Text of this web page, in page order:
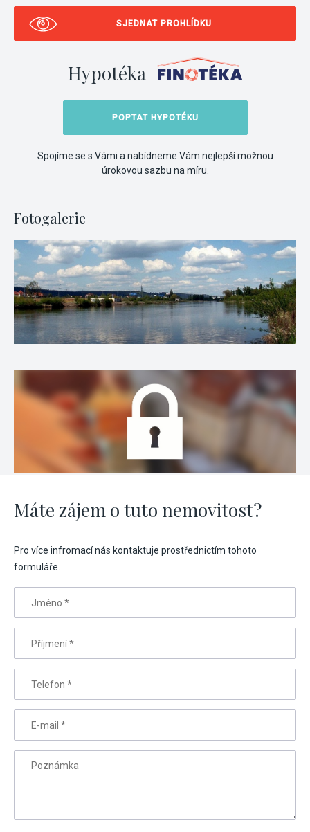
SJEDNAT PROHLÍDKU
Hypotéka
POPTAT HYPOTÉKU
Spojíme se s Vámi a nabídneme Vám nejlepší možnou
úrokovou sazbu na míru.
Fotogalerie
Máte zájem o tuto nemovitost?
Pro více infromací nás kontaktuje prostřednictím tohoto
formuláře.